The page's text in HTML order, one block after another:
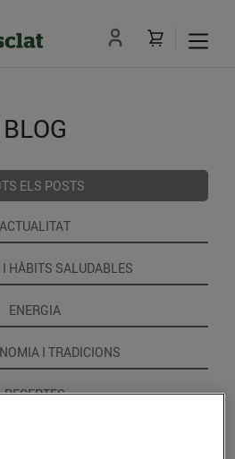
BLOG
ELS POSTS
ACTUALITAT
HÀBITS SALUDABLES
ENERGIA
I TRADICIONS
RECEPTES